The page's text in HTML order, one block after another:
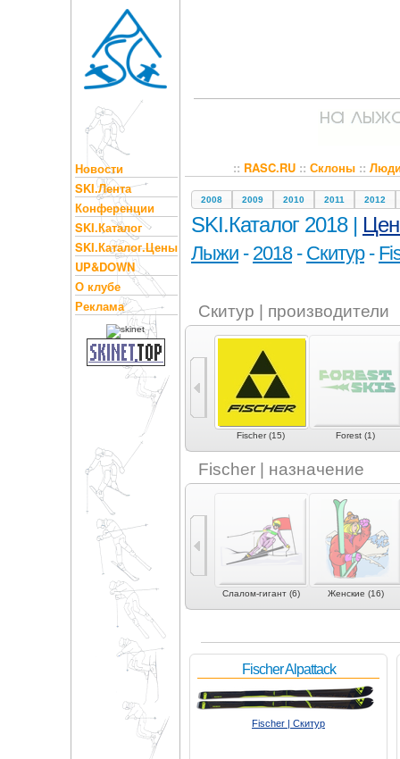
Новости
SKI.Лента
Конференции
SKI.Каталог
SKI.Каталог.Цены
UP&DOWN
О клубе
Реклама
:: RASC.RU:: Склоны::
2008 2009 2010 2011 2012
SKI.Каталог 2018 |
Лыжи - 2018- Скитур-
Скитур | производители
Faction (5) Fischer (15) Forest (1)
Fischer | назначение
Слалом (4) Слалом-гигант (6) Женские (16)
Fischer Alpattack
Fischer | Скитур